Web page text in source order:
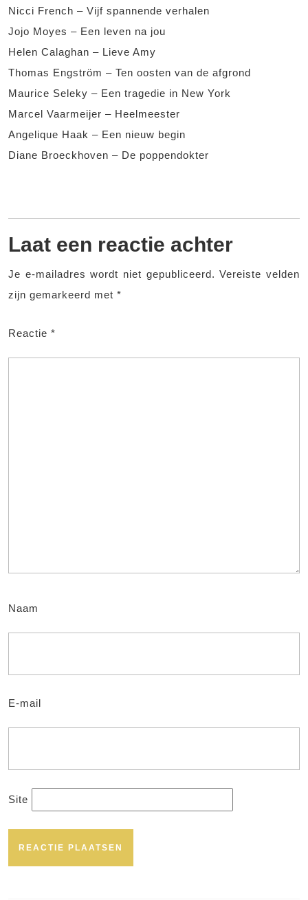
Nicci French – Vijf spannende verhalen
Jojo Moyes – Een leven na jou
Helen Calaghan – Lieve Amy
Thomas Engström – Ten oosten van de afgrond
Maurice Seleky – Een tragedie in New York
Marcel Vaarmeijer – Heelmeester
Angelique Haak – Een nieuw begin
Diane Broeckhoven – De poppendokter
Laat een reactie achter
Je e-mailadres wordt niet gepubliceerd. Vereiste velden
zijn gemarkeerd met *
Reactie *
Naam
E-mail
Site